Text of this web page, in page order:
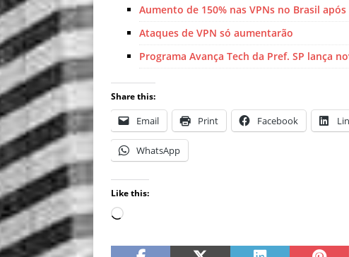
Aumento de 150% nas VPNs no Brasil
Ataques de VPN só aumentarão
Programa Avança Tech da Pref. SP lança
Share this:
Email Print Facebook
WhatsApp
Like this: